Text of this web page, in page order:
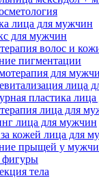
лица для мужчин
для мужчин
волос и
пигментации
для
лица
пластика
лица для
лица для мужчин
кожей лица для
прыщей у
фигуры
тела